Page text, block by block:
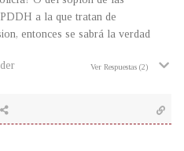
a la que tratan de
entonces se sabrá la verdad
Ver Respuestas (2)